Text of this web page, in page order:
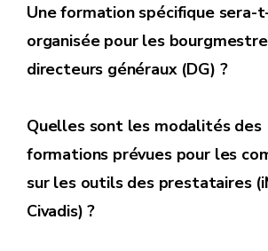
Une formation spécifique sera-
organisée pour les
directeurs généraux (DG) ?
Quelles sont les modalités des
formations prévues pour les
sur les outils des prestataires
Civadis) ?